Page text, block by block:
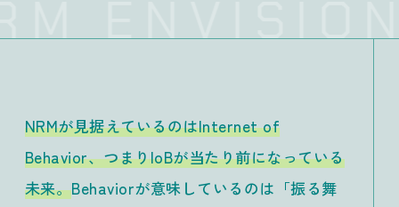
NRMが見据えているのはInternet of
Behavior、つまりIoBが当たり前になっている
未来。Behaviorが意味しているのは「振る舞